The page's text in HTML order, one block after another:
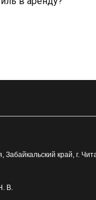
Забайкальский край, г.
В.